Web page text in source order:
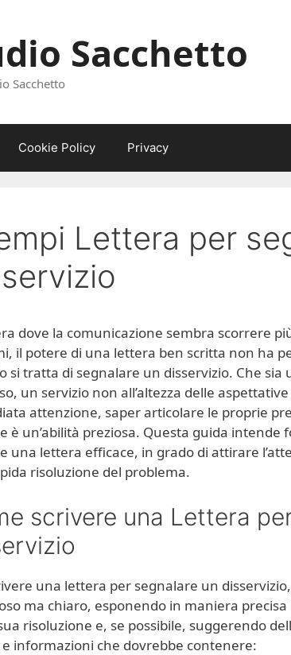
Sacchetto
Sacchetto
Cookie Policy Privacy
Lettera per
dove la comunicazione sembra scorrere
il potere di una lettera ben scritta non ha
si tratta di segnalare un disservizio. Che
un servizio non all’altezza delle
attenzione, saper articolare le proprie
è un’abilità preziosa. Questa guida
una lettera efficace, in grado di attirare
risoluzione del problema.
scrivere una Lettera
una lettera per segnalare un
ma chiaro, esponendo in maniera
risoluzione e, se possibile, suggerendo
e informazioni che dovrebbe contenere: